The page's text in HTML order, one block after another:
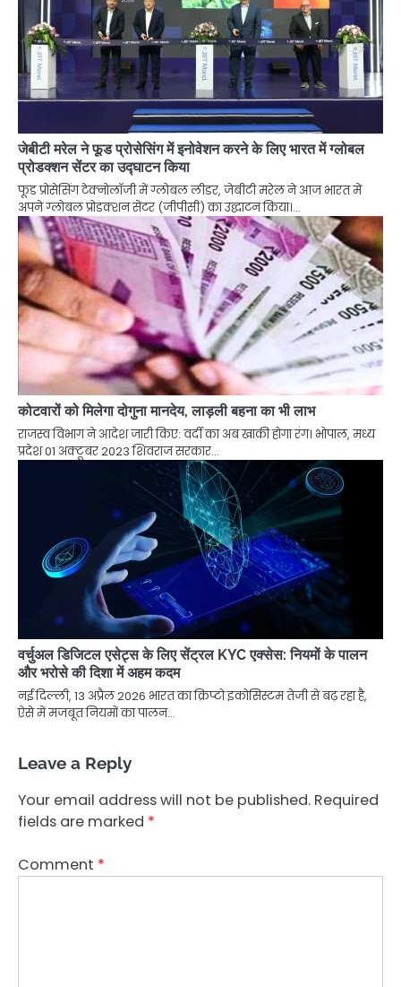
जेबीटी मरेल ने फूड प्रोसेसिंग में इनोवेशन करने के लिए भारत में ग्लोबल
प्रोडक्शन सेंटर का उद्घाटन किया
फूड प्रोसेसिंग टेक्‍नोलॉजी में ग्‍लोबल लीडर, जेबीटी मरेल ने आज भारत में
अपने ग्लोबल प्रोडक्शन सेंटर (जीपीसी) का उद्घाटन किया।…
कोटवारों को मिलेगा दोगुना मानदेय, लाड़ली बहना का भी लाभ
राजस्व विभाग ने आदेश जारी किए: वर्दी का अब खाकी होगा रंग। भोपाल, मध्य
प्रदेश 01 अक्टूबर 2023 शिवराज सरकार…
वर्चुअल डिजिटल एसेट्स के लिए सेंट्रल KYC एक्सेस: नियमों के पालन
और भरोसे की दिशा में अहम कदम
नई दिल्ली, 13 अप्रैल 2026 भारत का क्रिप्टो इकोसिस्टम तेजी से बढ़ रहा है,
ऐसे में मजबूत नियमों का पालन…
Leave a Reply
Your email address will not be published. Required
fields are marked *
Comment *